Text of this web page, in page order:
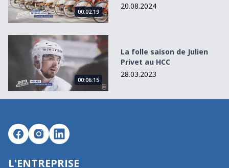
00:02:19
20.08.2024
La folle saison de Julien Privet au HCC
00:06:15
La folle saison de Julien
Privet au HCC
28.03.2023
L'ENTREPRISE